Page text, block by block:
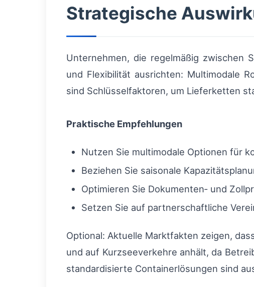
Strategische
Unternehmen, die regelmäßig zwischen
und Flexibilität ausrichten: Multimodale
sind Schlüsselfaktoren, um Lieferketten
Praktische Empfehlungen
Nutzen Sie multimodale Optionen für
Beziehen Sie saisonale
Optimieren Sie Dokumenten‑ und
Setzen Sie auf partnerschaftliche
Optional: Aktuelle Marktfakten zeigen,
und auf Kurzseeverkehre anhält, da
standardisierte Containerlösungen sind